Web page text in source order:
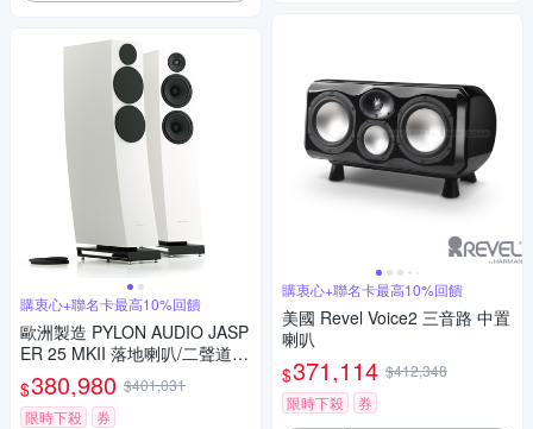
購衷心+聯名卡最高10%回饋
歐洲製造 PYLON AUDIO JASP
ER 25 MKII 落地喇叭/二聲道喇
叭/劇院喇叭/音樂喇叭，台灣公
司貨，一對二支
$380,980 $401,031
限時下殺
券
購衷心+聯名卡最高10%回饋
美國 Revel Voice2 三音路 中置
喇叭
$371,114 $412,348
限時下殺
券